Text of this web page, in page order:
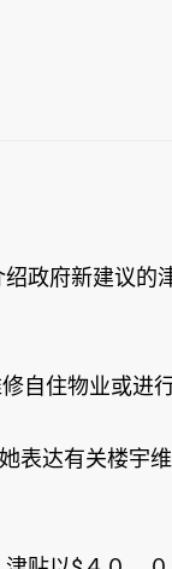
政府新建议的
自住物业或进行
表达有关楼宇